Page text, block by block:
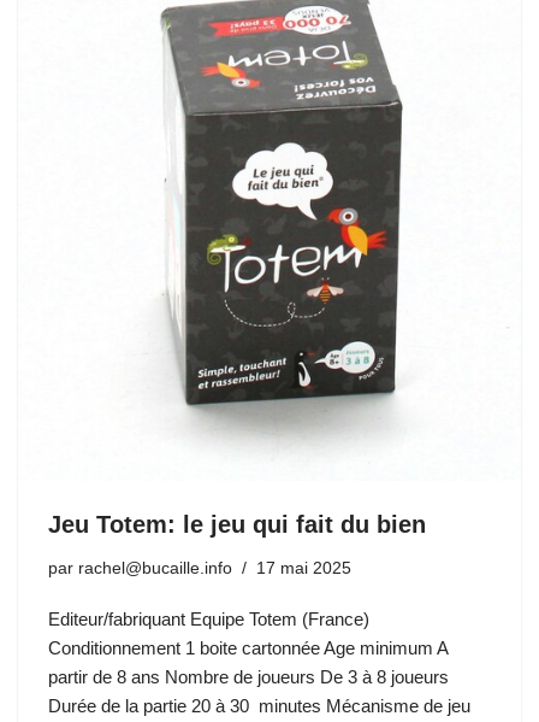
Jeu Totem: le jeu qui fait du bien
par rachel@bucaille.info 17 mai 2025
Editeur/fabriquant Equipe Totem (France)
Conditionnement 1 boite cartonnée Age minimum A
partir de 8 ans Nombre de joueurs De 3 à 8 joueurs
Durée de la partie 20 à 30 minutes Mécanisme de jeu